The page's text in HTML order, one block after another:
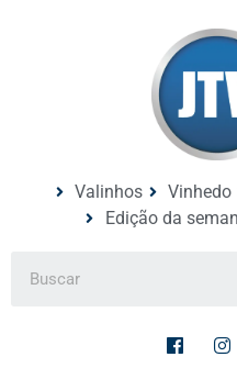
Valinhos Vinhedo
Edição da